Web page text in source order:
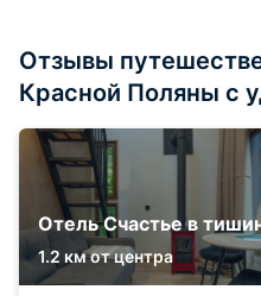
Отзывы
Красной Поляны с
Отель Счастье в
1.2 км от центра